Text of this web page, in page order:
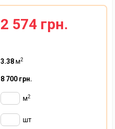
2 574 грн.
3.38м2
8 700 грн.
м2
шт